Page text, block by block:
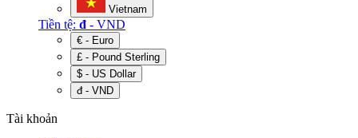
Vietnam
Tiền tệ: đ - VND
€ - Euro
£ - Pound Sterling
$ - US Dollar
đ - VND
Tài khoản